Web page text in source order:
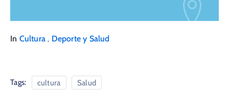
In Cultura , Deporte y Salud
Tags: cultura Salud